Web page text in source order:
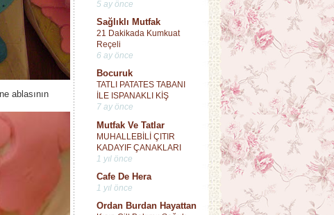
5 ay önce
Sağlıklı Mutfak
21 Dakikada Kumkuat
Reçeli
6 ay önce
Bocuruk
TATLI PATATES TABANI
İLE ISPANAKLI KİŞ
7 ay önce
Mutfak Ve Tatlar
MUHALLEBİLİ ÇITIR
KADAYIF ÇANAKLARI
1 yıl önce
Cafe De Hera
1 yıl önce
Ordan Burdan Hayattan
ablasının